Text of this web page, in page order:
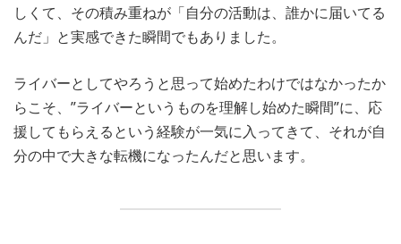
しくて、その積み重ねが「自分の活動は、誰かに届いてる
んだ」と実感できた瞬間でもありました。
ライバーとしてやろうと思って始めたわけではなかったか
らこそ、”ライバーというものを理解し始めた瞬間”に、応
援してもらえるという経験が一気に入ってきて、それが自
分の中で大きな転機になったんだと思います。